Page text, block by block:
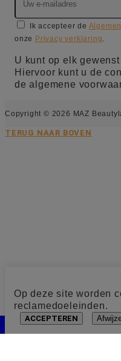
Op deze site worden
reclamedoeleinden.
ACCEPTEREN
Ik accepteer de
onze Privacy verklaring.
U kunt op elk
Hiervoor kunt u de
de algemene
Copyright © 2026 MAZ
TERUG NAAR BOVEN
Cookie toestemming